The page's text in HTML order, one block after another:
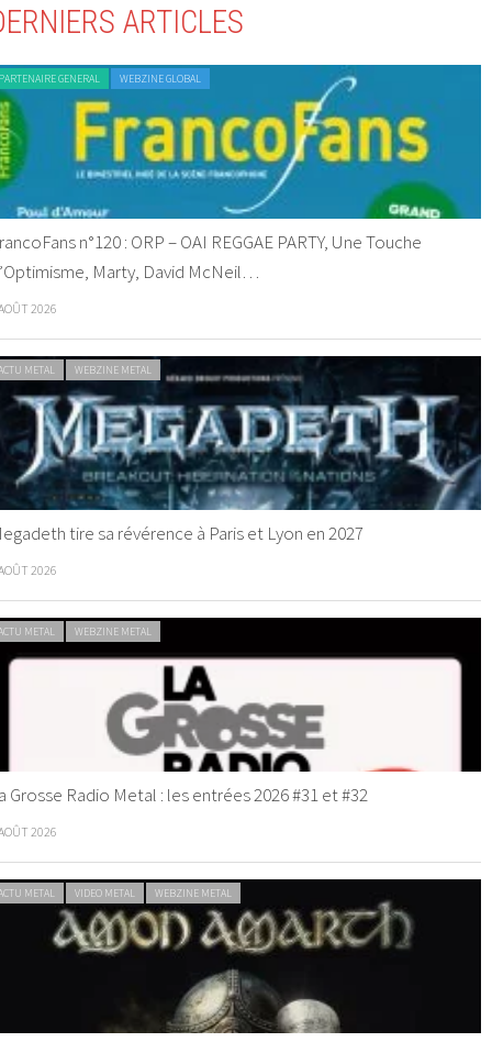
ARTICLES
GENERAL WEBZINE GLOBAL
n°120 : ORP – OAI REGGAE PARTY, Une Touche
Marty, David McNeil…
2026
METAL WEBZINE METAL
tire sa révérence à Paris et Lyon en 2027
2026
METAL WEBZINE METAL
Grosse Radio Metal : les entrées 2026 #31 et #32
2026
METAL VIDEO METAL WEBZINE METAL